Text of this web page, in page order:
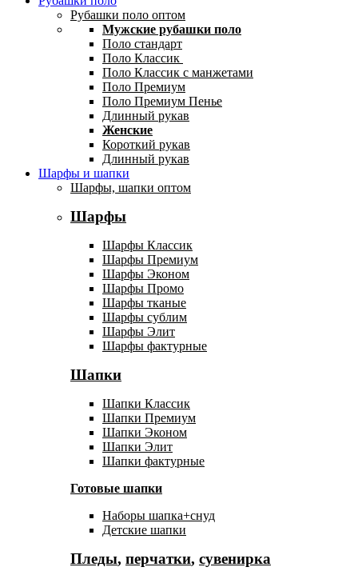
Рубашки поло оптом
Мужские рубашки поло
Поло стандарт
Поло Классик
Поло Классик с манжетами
Поло Премиум
Поло Премиум Пенье
Длинный рукав
Женские
Короткий рукав
Длинный рукав
Шарфы и шапки
Шарфы, шапки оптом
Шарфы
Шарфы Классик
Шарфы Премиум
Шарфы Эконом
Шарфы Промо
Шарфы тканые
Шарфы сублим
Шарфы Элит
Шарфы фактурные
Шапки
Шапки Классик
Шапки Премиум
Шапки Эконом
Шапки Элит
Шапки фактурные
Готовые шапки
Наборы шапка+снуд
Детские шапки
Пледы, перчатки, сувенирка